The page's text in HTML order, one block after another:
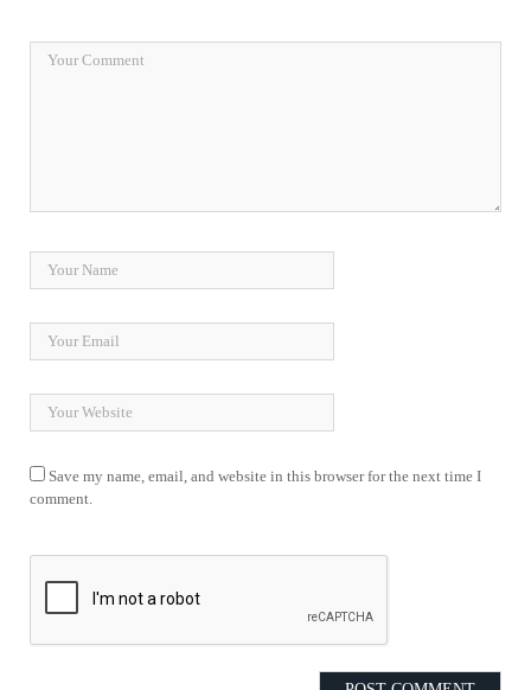
Save my name, email, and website in this browser for the next time I
comment.